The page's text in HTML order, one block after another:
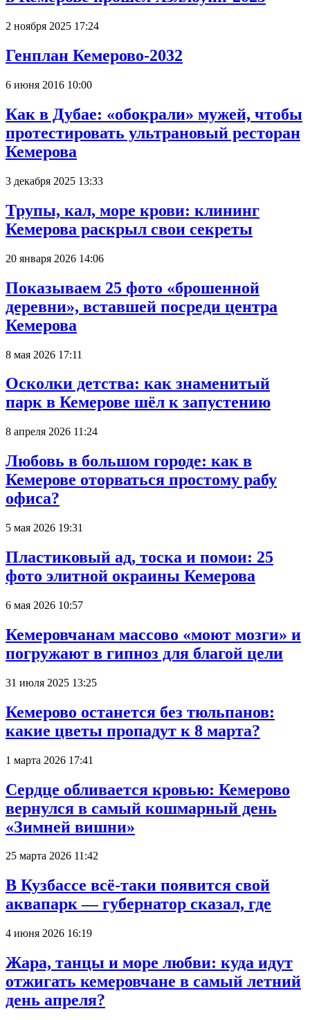
2 ноября 2025 17:24
Генплан Кемерово-2032
6 июня 2016 10:00
Как в Дубае: «обокрали» мужей, чтобы
протестировать ультрановый ресторан
Кемерова
3 декабря 2025 13:33
Трупы, кал, море крови: клининг
Кемерова раскрыл свои секреты
20 января 2026 14:06
Показываем 25 фото «брошенной
деревни», вставшей посреди центра
Кемерова
8 мая 2026 17:11
Осколки детства: как знаменитый
парк в Кемерове шёл к запустению
8 апреля 2026 11:24
Любовь в большом городе: как в
Кемерове оторваться простому рабу
офиса?
5 мая 2026 19:31
Пластиковый ад, тоска и помои: 25
фото элитной окраины Кемерова
6 мая 2026 10:57
Кемеровчанам массово «моют мозги» и
погружают в гипноз для благой цели
31 июля 2025 13:25
Кемерово останется без тюльпанов:
какие цветы пропадут к 8 марта?
1 марта 2026 17:41
Сердце обливается кровью: Кемерово
вернулся в самый кошмарный день
«Зимней вишни»
25 марта 2026 11:42
В Кузбассе всё-таки появится свой
аквапарк — губернатор сказал, где
4 июня 2026 16:19
Жара, танцы и море любви: куда идут
отжигать кемеровчане в самый летний
день апреля?